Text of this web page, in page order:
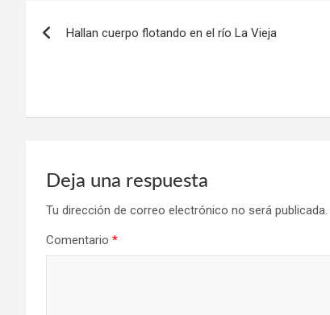
Hallan cuerpo flotando en el río La Vieja
Deja una respuesta
Tu dirección de correo electrónico no será publicada.
Comentario *